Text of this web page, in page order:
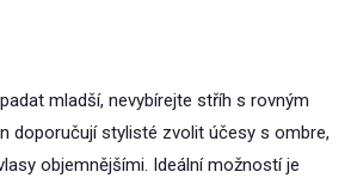
mladší, nevybírejte stříh s rovným
doporučují stylisté zvolit účesy s ombre,
objemnějšími. Ideální možností je